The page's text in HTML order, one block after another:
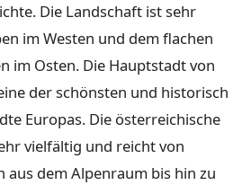
Die Landschaft ist sehr
im Westen und dem flachen
im Osten. Die Hauptstadt von
der schönsten und historisch
Europas. Die österreichische
vielfältig und reicht von
aus dem Alpenraum bis hin zu